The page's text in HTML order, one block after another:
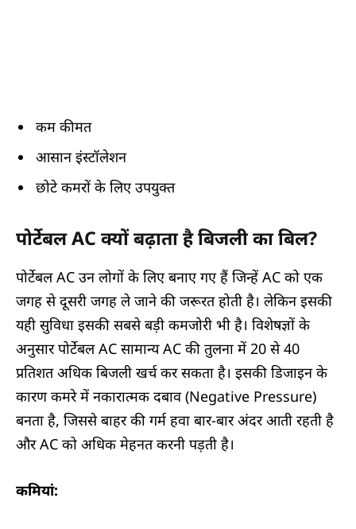
कम कीमत
आसान इंस्टॉलेशन
छोटे कमरों के लिए उपयुक्त
पोर्टेबल AC क्यों बढ़ाता है बिजली का बिल?
पोर्टेबल AC उन लोगों के लिए बनाए गए हैं जिन्हें AC को एक
जगह से दूसरी जगह ले जाने की जरूरत होती है। लेकिन इसकी
यही सुविधा इसकी सबसे बड़ी कमजोरी भी है। विशेषज्ञों के
अनुसार पोर्टेबल AC सामान्य AC की तुलना में 20 से 40
प्रतिशत अधिक बिजली खर्च कर सकता है। इसकी डिजाइन के
कारण कमरे में नकारात्मक दबाव (Negative Pressure)
बनता है, जिससे बाहर की गर्म हवा बार-बार अंदर आती रहती है
और AC को अधिक मेहनत करनी पड़ती है।
कमियां: